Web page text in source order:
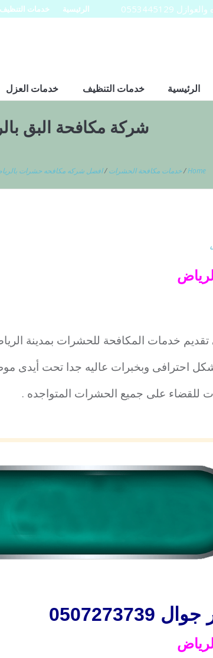
الرئيسية خدمات التنظيف
الرئيسية خدمات التنظيف خدمات العزل
شركة مكافحة البق
Home
/خدمات مكافحة الحشرات /افضل شركه مكافحه حشرات
خدمات المكافحة للحشرات بمدينة
احترافى وبخبرات عاليه جدا تحت أيدى
للقضاء على جميع الحشرات المتواجده .